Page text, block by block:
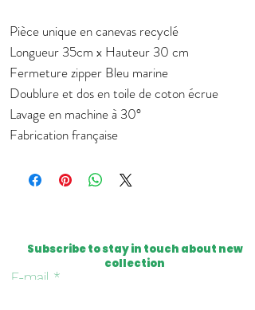
Pièce unique en canevas recyclé
Longueur 35cm x Hauteur 30 cm
Fermeture zipper Bleu marine
Doublure et dos en toile de coton écrue
Lavage en machine à 30°
Fabrication française
Subscribe to stay in touch about new
collection
E-mail